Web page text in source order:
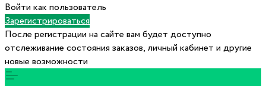
Войти как пользователь
Зарегистрироваться
После регистрации на сайте вам будет доступно
отслеживание состояния заказов, личный кабинет и другие
новые возможности